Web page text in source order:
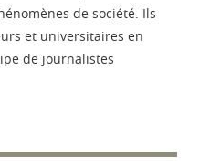
de société. Ils
et universitaires en
de journalistes